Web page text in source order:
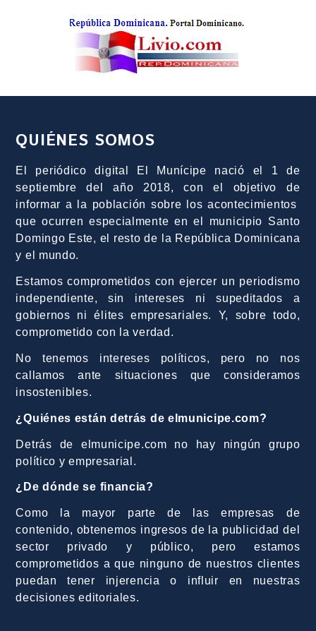
QUIÉNES SOMOS
El periódico digital El Munícipe nació el 1 de
septiembre del año 2018, con el objetivo de
informar a la población sobre los acontecimientos
que ocurren especialmente en el municipio Santo
Domingo Este, el resto de la República Dominicana
y el mundo.
Estamos comprometidos con ejercer un periodismo
independiente, sin intereses ni supeditados a
gobiernos ni élites empresariales. Y, sobre todo,
comprometido con la verdad.
No tenemos intereses políticos, pero no nos
callamos ante situaciones que consideramos
insostenibles.
¿Quiénes están detrás de elmunicipe.com?
Detrás de elmunicipe.com no hay ningún grupo
político y empresarial.
¿De dónde se financia?
Como la mayor parte de las empresas de
contenido, obtenemos ingresos de la publicidad del
sector privado y público, pero estamos
comprometidos a que ninguno de nuestros clientes
puedan tener injerencia o influir en nuestras
decisiones editoriales.